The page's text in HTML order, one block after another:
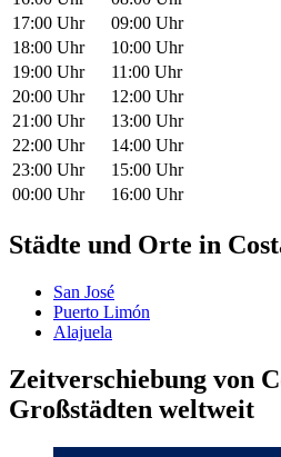
17:00 Uhr
09:00 Uhr
18:00 Uhr
10:00 Uhr
19:00 Uhr
11:00 Uhr
20:00 Uhr
12:00 Uhr
21:00 Uhr
13:00 Uhr
22:00 Uhr
14:00 Uhr
23:00 Uhr
15:00 Uhr
00:00 Uhr
16:00 Uhr
Städte und Orte in
San José
Puerto Limón
Alajuela
Zeitverschiebung von
Großstädten weltweit